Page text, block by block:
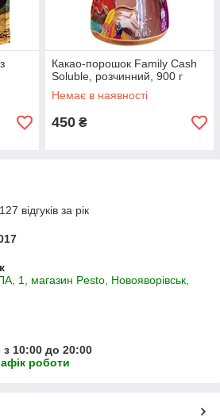
Какао-порошок Family Cash
Soluble, розчинний, 900 г
Немає в наявності
450 ₴
відгуків за рік
1, магазин Pesto, Новояворівськ,
10:00 до 20:00
роботи